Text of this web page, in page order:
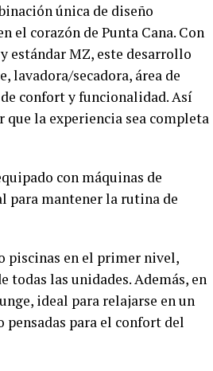
única de diseño
el corazón de Punta Cana. Con
estándar MZ, este desarrollo
lavadora/secadora, área de
confort y funcionalidad. Así
la experiencia sea completa
con máquinas de
para mantener la rutina de
piscinas en el primer nivel,
todas las unidades. Además, en
ideal para relajarse en un
pensadas para el confort del